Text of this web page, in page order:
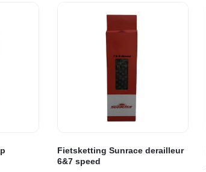
Fietsketting Sunrace derailleur
6&7 speed